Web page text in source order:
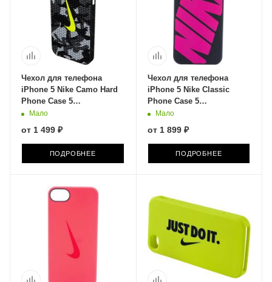
Чехол для телефона
iPhone 5 Nike Camo Hard
Phone Case 5
N.IA.51.037.NS
Мало
от 1 499 ₽
ПОДРОБНЕЕ
Чехол для телефона
iPhone 5 Nike Classic
Phone Case 5
N.IA.49.066.NS
Мало
от 1 899 ₽
ПОДРОБНЕЕ